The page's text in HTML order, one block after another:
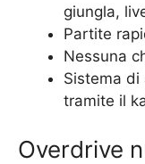
giungla,
Partite
Nessuna
Sistema di
tramite il
Overdrive